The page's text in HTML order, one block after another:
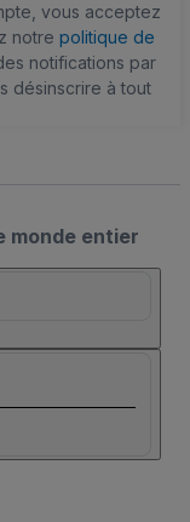
vous acceptez
notre politique de
notifications par
désinscrire à tout
monde entier